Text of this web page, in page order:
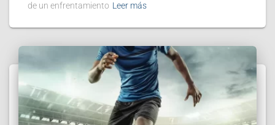
de un enfrentamiento Leer más